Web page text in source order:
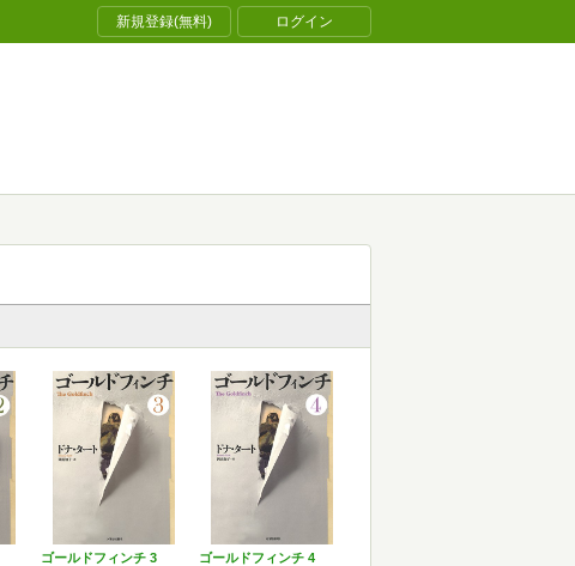
新規登録(無料) ログイン
ゴールドフィンチ 3 ゴールドフィンチ 4